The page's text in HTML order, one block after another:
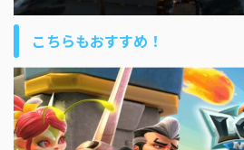
こちらもおすすめ！